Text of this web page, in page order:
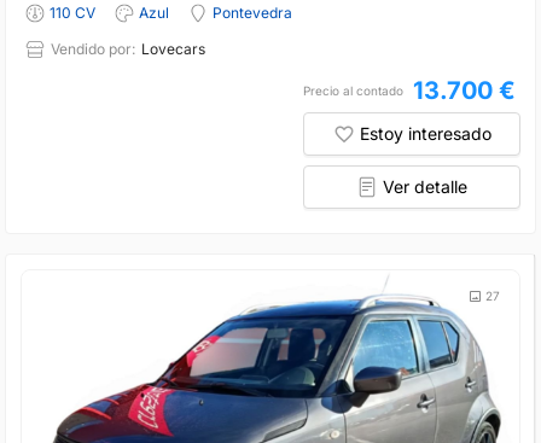
110 CV
Azul
Pontevedra
Vendido por: Lovecars
Precio al contado 13.700 €
Estoy interesado
Ver detalle
27